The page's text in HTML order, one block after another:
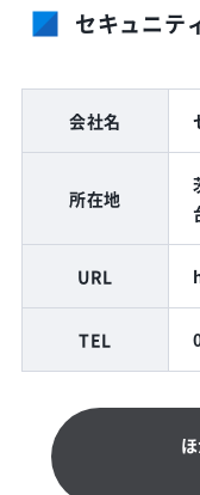
セキュニテ
会社名
所在地
URL
TEL